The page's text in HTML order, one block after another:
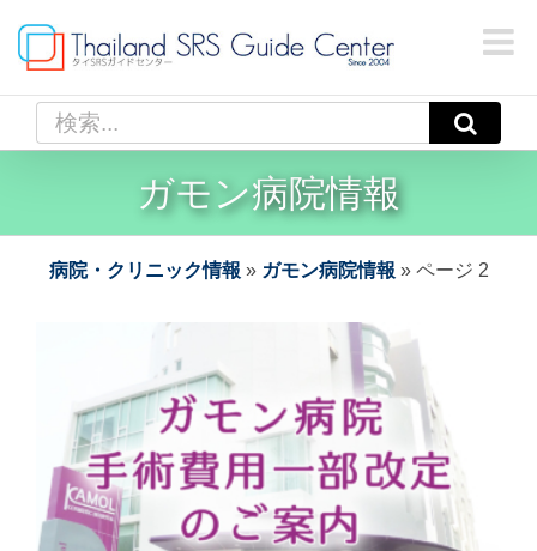
content
索
ガモン病院情報
病院・クリニック情報 » ガモン病院情報 » ページ 2